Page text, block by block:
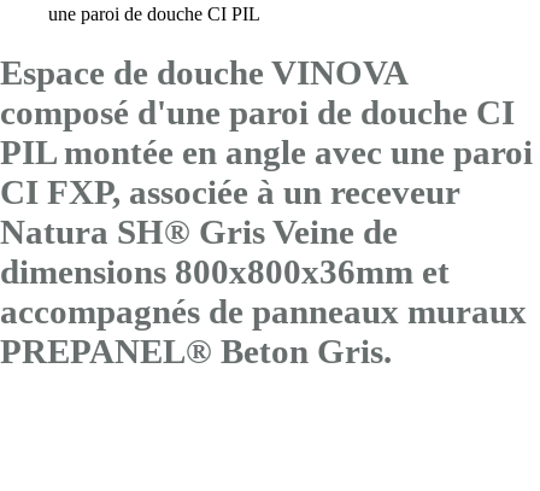
une paroi de douche CI PIL
Espace de douche VINOVA
composé d'une paroi de douche CI
PIL montée en angle avec une paroi
CI FXP, associée à un receveur
Natura SH® Gris Veine de
dimensions 800x800x36mm et
accompagnés de panneaux muraux
PREPANEL® Beton Gris.